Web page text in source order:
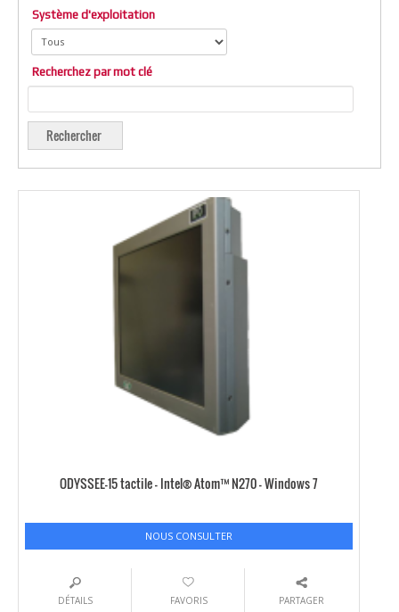
Système d'exploitation
Recherchez par mot clé
ODYSSEE-15 tactile – Intel® Atom™ N270 – Windows 7
NOUS CONSULTER
DÉTAILS FAVORIS PARTAGER